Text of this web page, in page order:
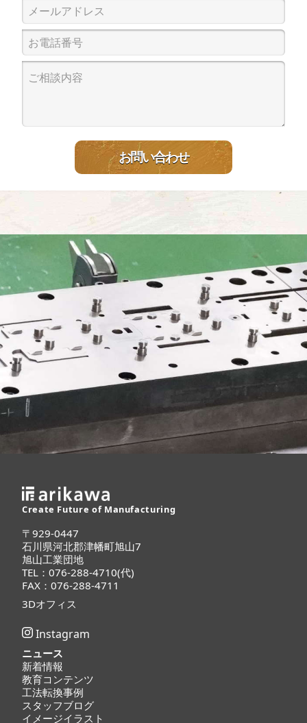
お問い合わせ
Create Future of Manufacturing
〒929-0447
石川県河北郡津幡町旭山7
旭山工業団地
TEL：076-288-4710(代)
FAX：076-288-4711
3Dオフィス
Instagram
ニュース
新着情報
教育コンテンツ
工法転換事例
スタッフブログ
イメージイラスト